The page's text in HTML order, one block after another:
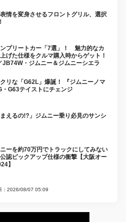
情を変身させるフロントグリル、選択
プリートカー「7選」！ 魅力的なカ
げた仕様をクルマ購入時からゲット！
JB74W・ジムニー＆ジムニーシエラ
リな「G62L」爆誕！ 『ジムニーノマ
・G63テイストにチェンジ
まえるの!?」ジムニー乗り必見のサンシ
ニーを約70万円でトラックにしてみない
認ピックアップ仕様の衝撃【大阪オー
】
：2026/08/07 05:09